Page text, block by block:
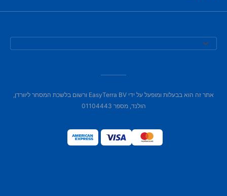
אתר זה הוא בבעלות ומופעל על ידי EasyTerra BV ורשום בלשכת המסחר ליוורדן,
הולנד, מספר 01104443